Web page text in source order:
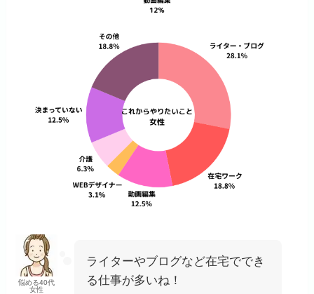
悩める40代
女性
ライターやブログなど在宅ででき
る仕事が多いね！